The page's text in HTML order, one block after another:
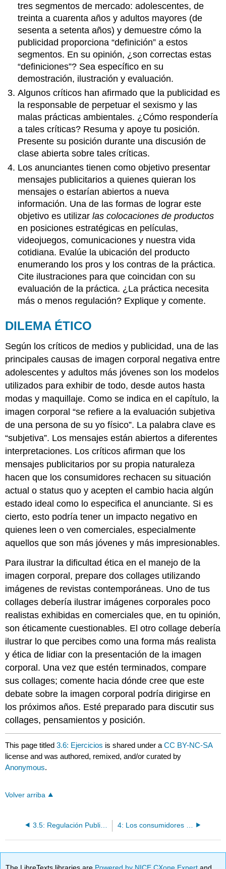
tres segmentos de mercado: adolescentes, de
treinta a cuarenta años y adultos mayores (de
sesenta a setenta años) y demuestre cómo la
publicidad proporciona “definición” a estos
segmentos. En su opinión, ¿son correctas estas
“definiciones”? Sea específico en su
demostración, ilustración y evaluación.
Algunos críticos han afirmado que la publicidad es
la responsable de perpetuar el sexismo y las
malas prácticas ambientales. ¿Cómo respondería
a tales críticas? Resuma y apoye tu posición.
Presente su posición durante una discusión de
clase abierta sobre tales críticas.
Los anunciantes tienen como objetivo presentar
mensajes publicitarios a quienes quieran los
mensajes o estarían abiertos a nueva
información. Una de las formas de lograr este
objetivo es utilizarlas colocaciones de productos
en posiciones estratégicas en películas,
videojuegos, comunicaciones y nuestra vida
cotidiana. Evalúe la ubicación del producto
enumerando los pros y los contras de la práctica.
Cite ilustraciones para que coincidan con su
evaluación de la práctica. ¿La práctica necesita
más o menos regulación? Explique y comente.
DILEMA ÉTICO
Según los críticos de medios y publicidad, una de las
principales causas de imagen corporal negativa entre
adolescentes y adultos más jóvenes son los modelos
utilizados para exhibir de todo, desde autos hasta
modas y maquillaje. Como se indica en el capítulo, la
imagen corporal “se refiere a la evaluación subjetiva
de una persona de su yo físico”. La palabra clave es
“subjetiva”. Los mensajes están abiertos a diferentes
interpretaciones. Los críticos afirman que los
mensajes publicitarios por su propia naturaleza
hacen que los consumidores rechacen su situación
actual o status quo y acepten el cambio hacia algún
estado ideal como lo especifica el anunciante. Si es
cierto, esto podría tener un impacto negativo en
quienes leen o ven comerciales, especialmente
aquellos que son más jóvenes y más impresionables.
Para ilustrar la dificultad ética en el manejo de la
imagen corporal, prepare dos collages utilizando
imágenes de revistas contemporáneas. Uno de tus
collages debería ilustrar imágenes corporales poco
realistas exhibidas en comerciales que, en tu opinión,
son éticamente cuestionables. El otro collage debería
ilustrar lo que percibes como una forma más realista
y ética de lidiar con la presentación de la imagen
corporal. Una vez que estén terminados, compare
sus collages; comente hacia dónde cree que este
debate sobre la imagen corporal podría dirigirse en
los próximos años. Esté preparado para discutir sus
collages, pensamientos y posición.
This page titled3.6: Ejercicios is shared under aCC BY-NC-SA
license and was authored, remixed, and/or curated by
Anonymous.
Volver arriba
3.5: Regulación Publicitaria- ¿Quién Nos Cuida?
The LibreTexts libraries are Powered by NICE CXone Expertand